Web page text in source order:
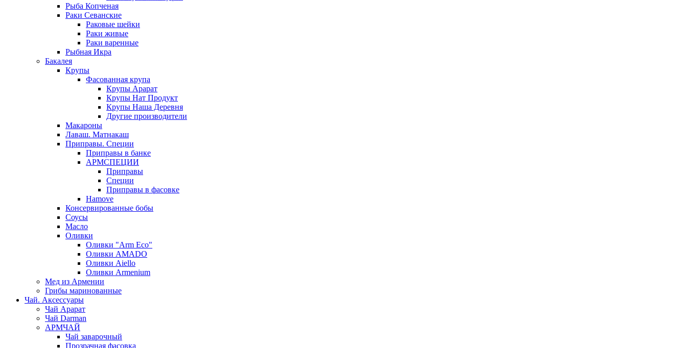
Рыба Копченая
Раки Севанские
Раковые шейки
Раки живые
Раки варенные
Рыбная Икра
Бакалея
Крупы
Фасованная крупа
Крупы Арарат
Крупы Нат Продукт
Крупы Наша Деревня
Другие производители
Макароны
Лаваш. Матнакаш
Приправы. Специи
Приправы в банке
АРМСПЕЦИИ
Приправы
Специи
Приправы в фасовке
Hamove
Консервированные бобы
Соусы
Масло
Оливки
Оливки "Arm Eco"
Оливки AMADO
Оливки Aiello
Оливки Armenium
Мед из Армении
Грибы маринованные
Чай. Аксессуары
Чай Арарат
Чай Darman
АРМЧАЙ
Чай заварочный
Прозрачная фасовка